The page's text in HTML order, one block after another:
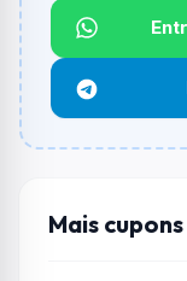
Qual é o
Não informado
Funciona em
Não
Mais